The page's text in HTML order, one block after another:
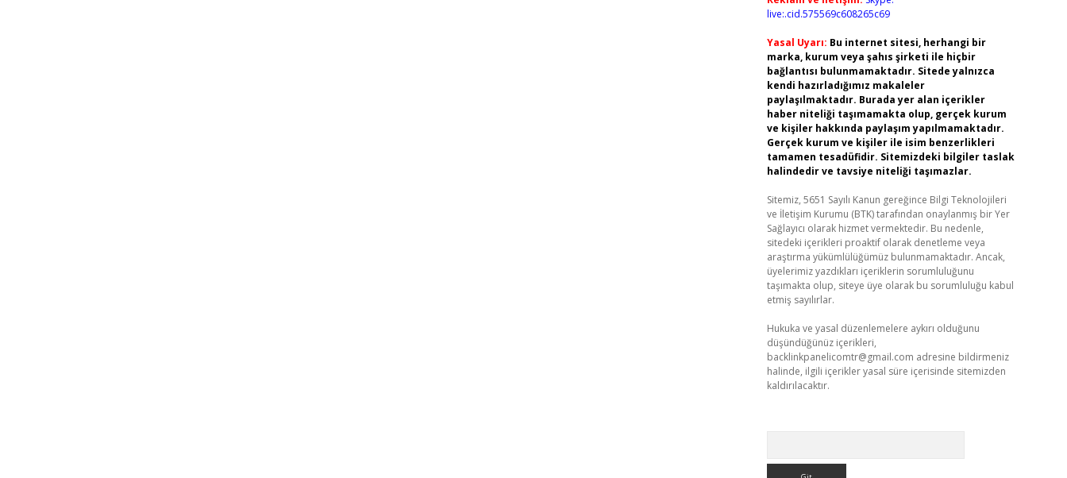
live:.cid.575569c608265c69
Yasal Uyarı: Bu internet sitesi, herhangi bir
marka, kurum veya şahıs şirketi ile hiçbir
bağlantısı bulunmamaktadır. Sitede yalnızca
kendi hazırladığımız makaleler
paylaşılmaktadır. Burada yer alan içerikler
haber niteliği taşımamakta olup, gerçek kurum
ve kişiler hakkında paylaşım yapılmamaktadır.
Gerçek kurum ve kişiler ile isim benzerlikleri
tamamen tesadüfidir. Sitemizdeki bilgiler taslak
halindedir ve tavsiye niteliği taşımazlar.
Sitemiz, 5651 Sayılı Kanun gereğince Bilgi Teknolojileri
ve İletişim Kurumu (BTK) tarafından onaylanmış bir Yer
Sağlayıcı olarak hizmet vermektedir. Bu nedenle,
sitedeki içerikleri proaktif olarak denetleme veya
araştırma yükümlülüğümüz bulunmamaktadır. Ancak,
üyelerimiz yazdıkları içeriklerin sorumluluğunu
taşımakta olup, siteye üye olarak bu sorumluluğu kabul
etmiş sayılırlar.
Hukuka ve yasal düzenlemelere aykırı olduğunu
düşündüğünüz içerikleri,
backlinkpanelicomtr@gmail.com adresine bildirmeniz
halinde, ilgili içerikler yasal süre içerisinde sitemizden
kaldırılacaktır.